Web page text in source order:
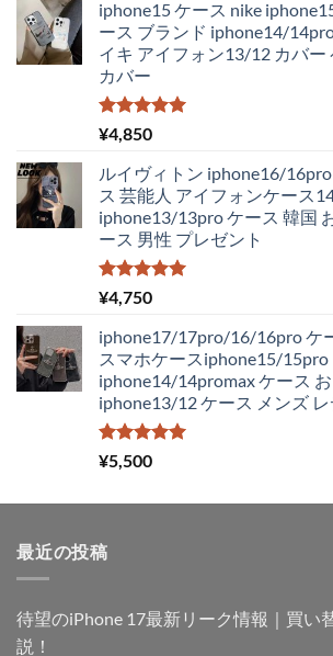
iphone15 ケース nike
ース ブランド iphone14/
イキ アイフォン13/12 カバー
カバー
5段階中
5.00
¥4,850
ルイヴィトン iphone16/
ス 芸能人 アイフォンケース
iphone13/13pro ケース 韓国
ース 男性 プレゼント
5段階中
5.00
¥4,750
iphone17/17pro/16/16pro ケ
スマホケースiphone15/15pro
iphone14/14promax ケース
iphone13/12 ケース メンズ
5段階中
5.00
¥5,500
最近の投稿
待望のiPhone 17最新リーク情報｜買い
説！